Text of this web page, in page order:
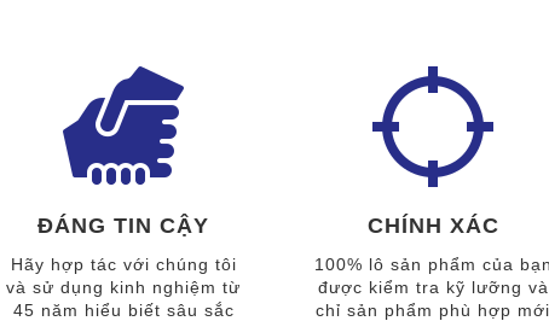
ĐÁNG TIN CẬY
Hãy hợp tác với chúng tôi
và sử dụng kinh nghiệm từ
45 năm hiểu biết sâu sắc
CHÍNH XÁC
100% lô sản phẩm của
được kiểm tra kỹ lưỡng và
chỉ sản phẩm phù hợp mới